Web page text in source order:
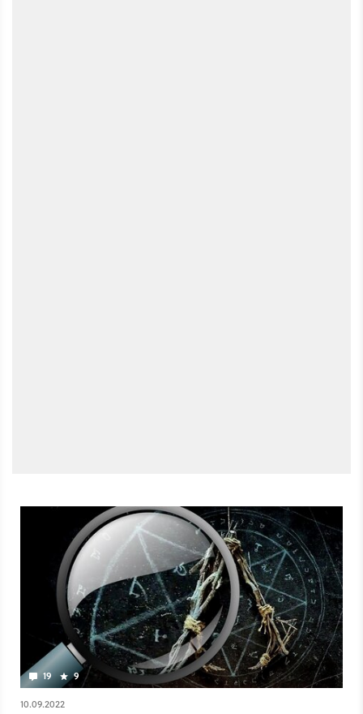
19 9
10.09.2022